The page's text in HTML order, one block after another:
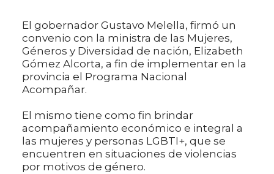
El gobernador Gustavo Melella, firmó un
convenio con la ministra de las Mujeres,
Géneros y Diversidad de nación, Elizabeth
Gómez Alcorta, a fin de implementar en la
provincia el Programa Nacional
Acompañar.
El mismo tiene como fin brindar
acompañamiento económico e integral a
las mujeres y personas LGBTI+, que se
encuentren en situaciones de violencias
por motivos de género.